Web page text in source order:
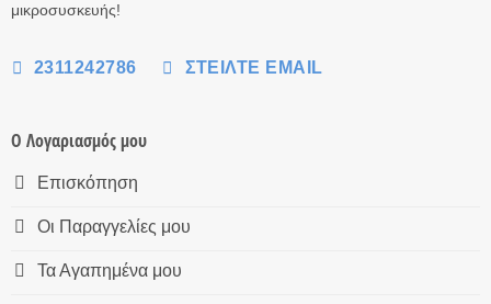
μικροσυσκευής!
2311242786 ΣΤΕΊΛΤΕ EMAIL
Ο Λογαριασμός μου
Επισκόπηση
Οι Παραγγελίες μου
Τα Αγαπημένα μου